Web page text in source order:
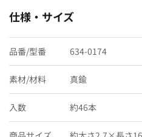
仕様・サイズ
品番/型番 634-0174
素材/材料 真鍮
入数 約46本